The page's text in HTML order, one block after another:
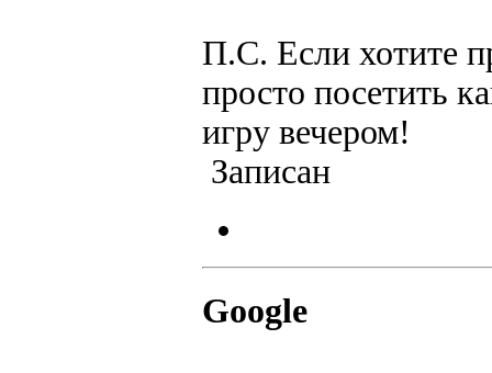
П.С. Если хотите
просто посетить
игру вечером!
Записан
Google